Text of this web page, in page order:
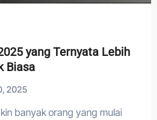
yang Ternyata Lebih
Biasa
2025